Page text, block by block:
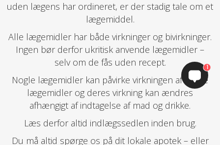
uden lægens har ordineret, er der stadig tale om et
lægemiddel.
Alle lægemidler har både virkninger og bivirkninger.
Ingen bør derfor ukritisk anvende lægemidler –
selv om de fås uden recept.
Nogle lægemidler kan påvirke virkningen af andre
lægemidler og deres virkning kan ændres
afhængigt af indtagelse af mad og drikke.
Læs derfor altid indlægssedlen inden brug.
Du må altid spørge os på dit lokale apotek – eller
1